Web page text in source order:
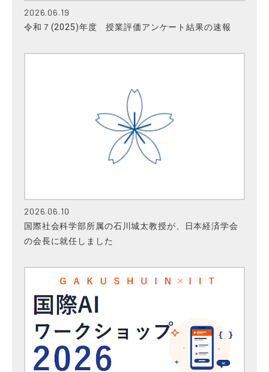
2026.06.19
令和７(2025)年度 授業評価アンケート結果の速報
2026.06.10
国際社会科学部所属の石川城太教授が、日本経済学会
の会長に就任しました